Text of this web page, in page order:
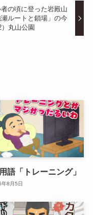
の頃に登った岩殿山
瀬ルートと鎖場」の今
）丸山公園
語「トレーニング」
8月5日